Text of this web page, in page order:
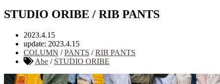
STUDIO ORIBE / RIB PANTS
2023.4.15
update: 2023.4.15
COLUMN /PANTS /RIB PANTS
Abe / STUDIO ORIBE